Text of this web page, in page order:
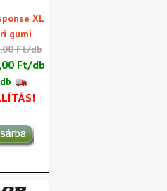
XL
gumi
Ft/db
Ft/db